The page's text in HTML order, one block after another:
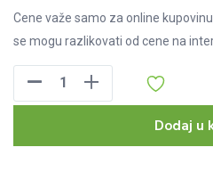
Cene važe samo za online
se mogu razlikovati od cene na
3
800
Dodaj u